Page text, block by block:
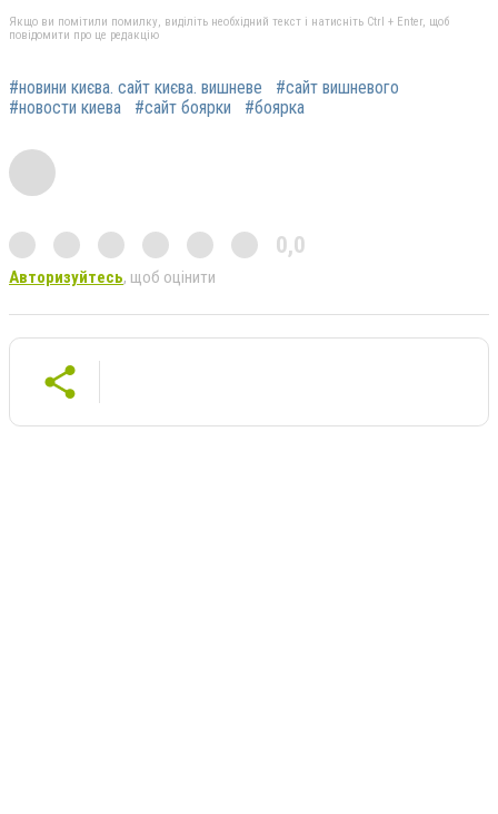
Якщо ви помітили помилку, виділіть необхідний текст і натисніть Ctrl + Enter, щоб
повідомити про це редакцію
#новини києва. сайт києва. вишневе
#сайт вишневого
#новости киева
#сайт боярки #боярка
0,0
Авторизуйтесь, щоб оцінити